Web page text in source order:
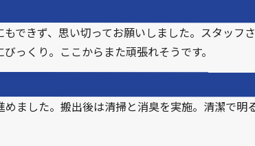
できず、思い切ってお願いしました。スタッフ
っくり。ここからまた頑張れそうです。
ました。搬出後は清掃と消臭を実施。清潔で明